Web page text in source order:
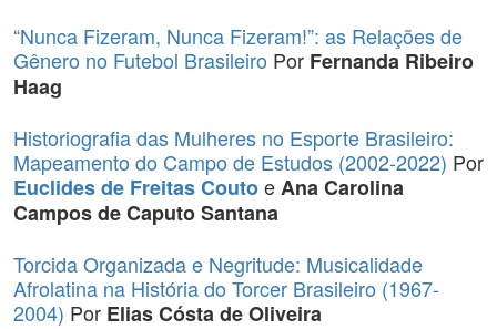
“Nunca Fizeram, Nunca Fizeram!”: as Relações de
Gênero no Futebol Brasileiro Por Fernanda Ribeiro
Haag
Historiografia das Mulheres no Esporte Brasileiro:
Mapeamento do Campo de Estudos (2002-2022) Por
Euclides de Freitas CoutoeAna Carolina
Campos de Caputo Santana
Torcida Organizada e Negritude: Musicalidade
Afrolatina na História do Torcer Brasileiro (1967-
2004) Por Elias Cósta de Oliveira